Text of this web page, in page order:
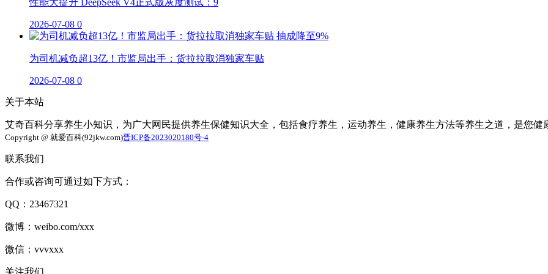
2026-07-08 0
为司机减负超13亿！市监局出手：货拉拉取消独家车贴
2026-07-08 0
关于本站
艾奇百科分享养生小知识，为广大网民提供养生保健知识大全，包括食疗养生，运动养生，健康养生方法等养生之道，是您健
Copyright @ 就爱百科(92jkw.com)晋ICP备2023020180号-4
联系我们
合作或咨询可通过如下方式：
QQ：23467321
微博：weibo.com/xxx
微信：vvvxxx
关注我们